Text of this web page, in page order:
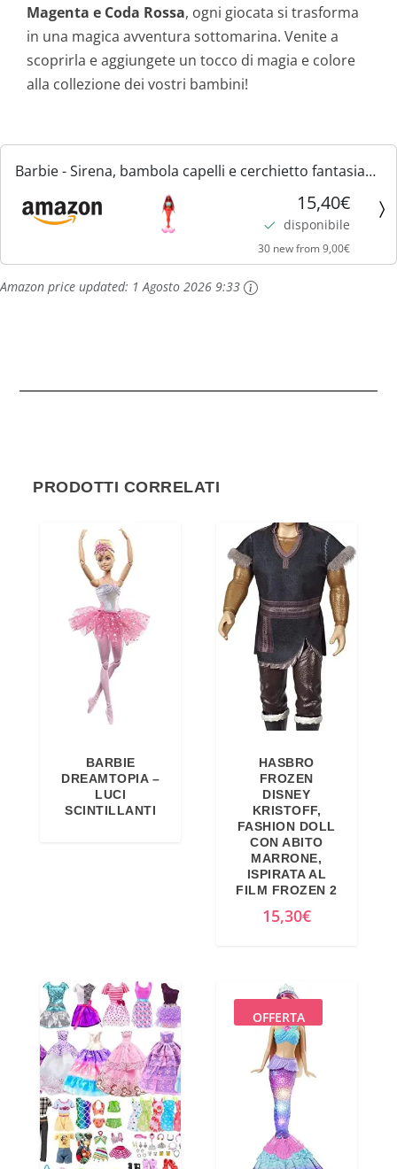
Magenta e Coda Rossa, ogni giocata si trasforma
in una magica avventura sottomarina. Venite a
scoprirla e aggiungete un tocco di magia e colore
alla collezione dei vostri bambini!
Barbie - Sirena, bambola capelli e cerchietto fantasia
magenta, silhouette curvy con corpetto ispirato alle
conchiglie e coda rossa tropicale, giocattolo per...
15,40€
disponibile
30 new from 9,00€
Amazon price updated: 1 Agosto 2026 9:33
PRODOTTI CORRELATI
BARBIE
DREAMTOPIA –
LUCI
SCINTILLANTI
HASBRO
FROZEN
DISNEY
KRISTOFF,
FASHION DOLL
CON ABITO
MARRONE,
ISPIRATA AL
FILM FROZEN 2
15,30€
OFFERTA